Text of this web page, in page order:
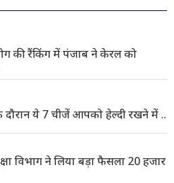
की रैंकिंग में पंजाब ने केरल को
ये 7 चीजें आपको हेल्दी रखने में ..
विभाग ने लिया बड़ा फैसला 20 हजार